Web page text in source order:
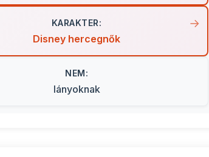
KARAKTER:
Disney hercegnők
NEM:
lányoknak